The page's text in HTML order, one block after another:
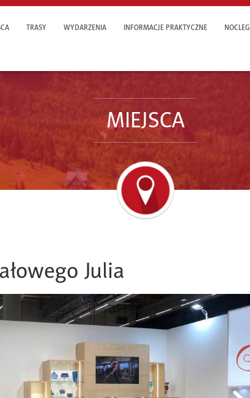
TRASY WYDARZENIA INFORMACJE PRAKTYCZNE NOCLEGI
MIEJSCA
Julia